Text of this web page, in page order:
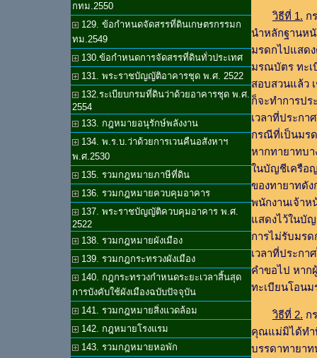
กทม.2550
129. ข้อกำหนดจัดสรรที่ดินเกษตรกรรมก
ทม.2549
130.ข้อกำหนดการจัดสรรที่ดินทั่วประเทศ
131. พระราชบัญญัติอาคารชุด พ.ศ. 2522
132.ระเบียบกรมที่ดินว่าด้วยอาคารชุด พ.ศ.
2554
133. กฎหมายอนุรักษ์พลังงาน
134. พ.ร.บ.ว่าด้วยการเวนคืนอสังหาฯ
พ.ศ.2530
135. รวมกฎหมายภาษีที่ดิน
136. รวมกฎหมายควบคุมอาคาร
137. พระราชบัญญัติควบคุมอาคาร พ.ศ.
2522
138. รวมกฎหมายผังเมือง
139. รวมกฎกระทรวงผังเมือง
140. กฎกระทรวงกำหนดระยะเวลาสิ้นสุด
การบังคับใช้ผังเมืองฉบับปัจจุบัน
141. รวมกฎหมายสิ่งแวดล้อม
142. กฎหมายโรงแรม
143. รวมกฎหมายหอพัก
วิธีที่ 1. ก
นำหลักฐานห
มรดกไปแสด
มรณบัตร ทะเ
สอบสวนแล้ว
ก็จะทำการป
เวลาที่ประกา
กรณีที่เป็นมร
หากทายาทบ
ในบัญชีเครือ
ของทายาทดั
พนักงานเจ้า
แสดงไว้ในบั
การไม่รับมร
เวลาที่ประกา
คำขอไป หาก
ทะเบียนโอน
วิธีที่ 2. ก
คุณแม่มิได้ทำ
บรรดาทายา